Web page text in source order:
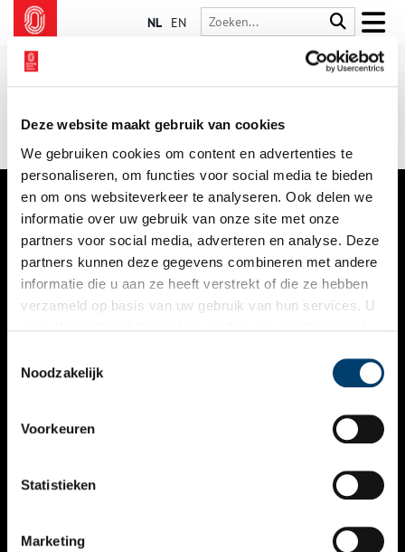
Deze website maakt gebruik van cookies
We gebruiken cookies om content en advertenties te
personaliseren, om functies voor social media te bieden
en om ons websiteverkeer te analyseren. Ook delen we
informatie over uw gebruik van onze site met onze
partners voor social media, adverteren en analyse. Deze
partners kunnen deze gegevens combineren met andere
informatie die u aan ze heeft verstrekt of die ze hebben
verzameld op basis van uw gebruik van hun services. U
Noodzakelijk
Voorkeuren
Statistieken
Marketing
NL EN
VERHALEN
NIEUWS
KALENDER
ACTIVITEITEN
NIEUWSBRIEF